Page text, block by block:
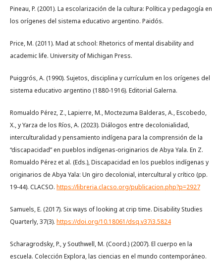
Pineau, P. (2001). La escolarización de la cultura: Política y pedagogía en
los orígenes del sistema educativo argentino. Paidós.
Price, M. (2011). Mad at school: Rhetorics of mental disability and
academic life. University of Michigan Press.
Puiggrós, A. (1990). Sujetos, disciplina y currículum en los orígenes del
sistema educativo argentino (1880-1916). Editorial Galerna.
Romualdo Pérez, Z., Lapierre, M., Moctezuma Balderas, A., Escobedo,
X., y Yarza de los Ríos, A. (2023). Diálogos entre decolonialidad,
interculturalidad y pensamiento indígena para la comprensión de la
“discapacidad” en pueblos indígenas-originarios de Abya Yala. En Z.
Romualdo Pérez et al. (Eds.), Discapacidad en los pueblos indígenas y
originarios de Abya Yala: Un giro decolonial, intercultural y crítico (pp.
19-44). CLACSO. https://libreria.clacso.org/publicacion.php?p=2927
Samuels, E. (2017). Six ways of looking at crip time. Disability Studies
Quarterly, 37(3). https://doi.org/10.18061/dsq.v37i3.5824
Scharagrodsky, P., y Southwell, M. (Coord.) (2007). El cuerpo en la
escuela. Colección Explora, las ciencias en el mundo contemporáneo.